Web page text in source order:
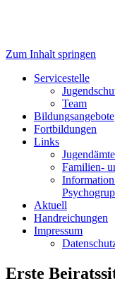
Zum Inhalt springen
Servicestelle
Team
Bildungsangebote
Fortbildungen
Links
Familien-
Aktuell
Handreichungen
Impressum
Erste